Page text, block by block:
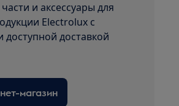
и аксессуары для
Electrolux с
доступной доставкой
магазин